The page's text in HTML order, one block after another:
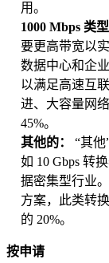
用。
1000 Mbps 类型
要更高带宽以
数据中心和企
以满足高速互
进、大容量网
45%。
其他的： “其
如 10 Gbps 转
据密集型行业
方案，此类转
的 20%。
按申请